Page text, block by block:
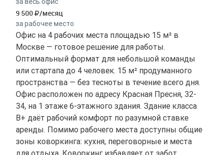
9 500 /месяц
за рабочее место
Офис на 4 рабочих места площадью 15 м² в
Москве — готовое решение для работы.
Оптимальный формат для небольшой команды
или стартапа до 4 человек. 15 м² продуманного
пространства — без тесноты в течение всего дня.
Офис расположен по адресу Красная Пресня, 32-
34, на 1 этаже 6-этажного здания. Здание класса
B+ даёт рабочий комфорт по разумной ставке
аренды. Помимо рабочего места доступны общие
зоны коворкинга: кухня, переговорные и места
для отдыха. Коворкинг избавляет от забот